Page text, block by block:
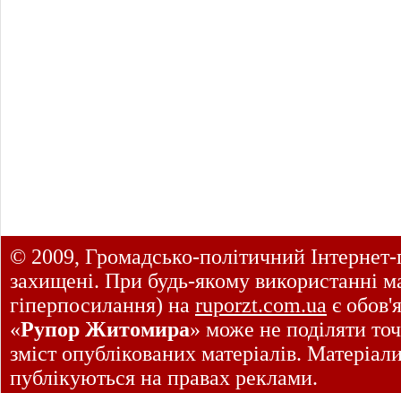
© 2009, Громадсько-політичний
захищені. При будь-якому використанні
гіперпосилання) на ruporzt.com.ua є
«Рупор Житомира» може не поділяти
зміст опублікованих матеріалів.
публікуються на правах реклами.